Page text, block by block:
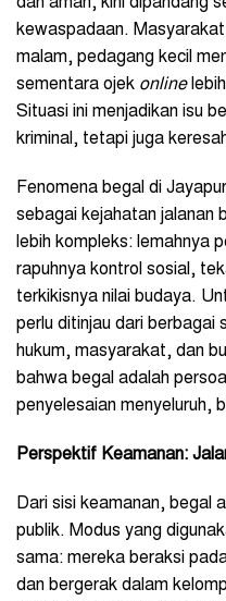
kewaspadaan.
malam, pedagang kecil
sementara ojek online
Situasi ini menjadikan isu
kriminal, tetapi juga
Fenomena begal di
sebagai kejahatan jalanan
lebih kompleks: lemahnya
rapuhnya kontrol sosial,
terkikisnya nilai budaya.
perlu ditinjau dari berbagai
hukum, masyarakat, dan
bahwa begal adalah
penyelesaian menyeluruh,
Perspektif Keamanan:
Dari sisi keamanan, begal
publik. Modus yang
sama: mereka beraksi
dan bergerak dalam